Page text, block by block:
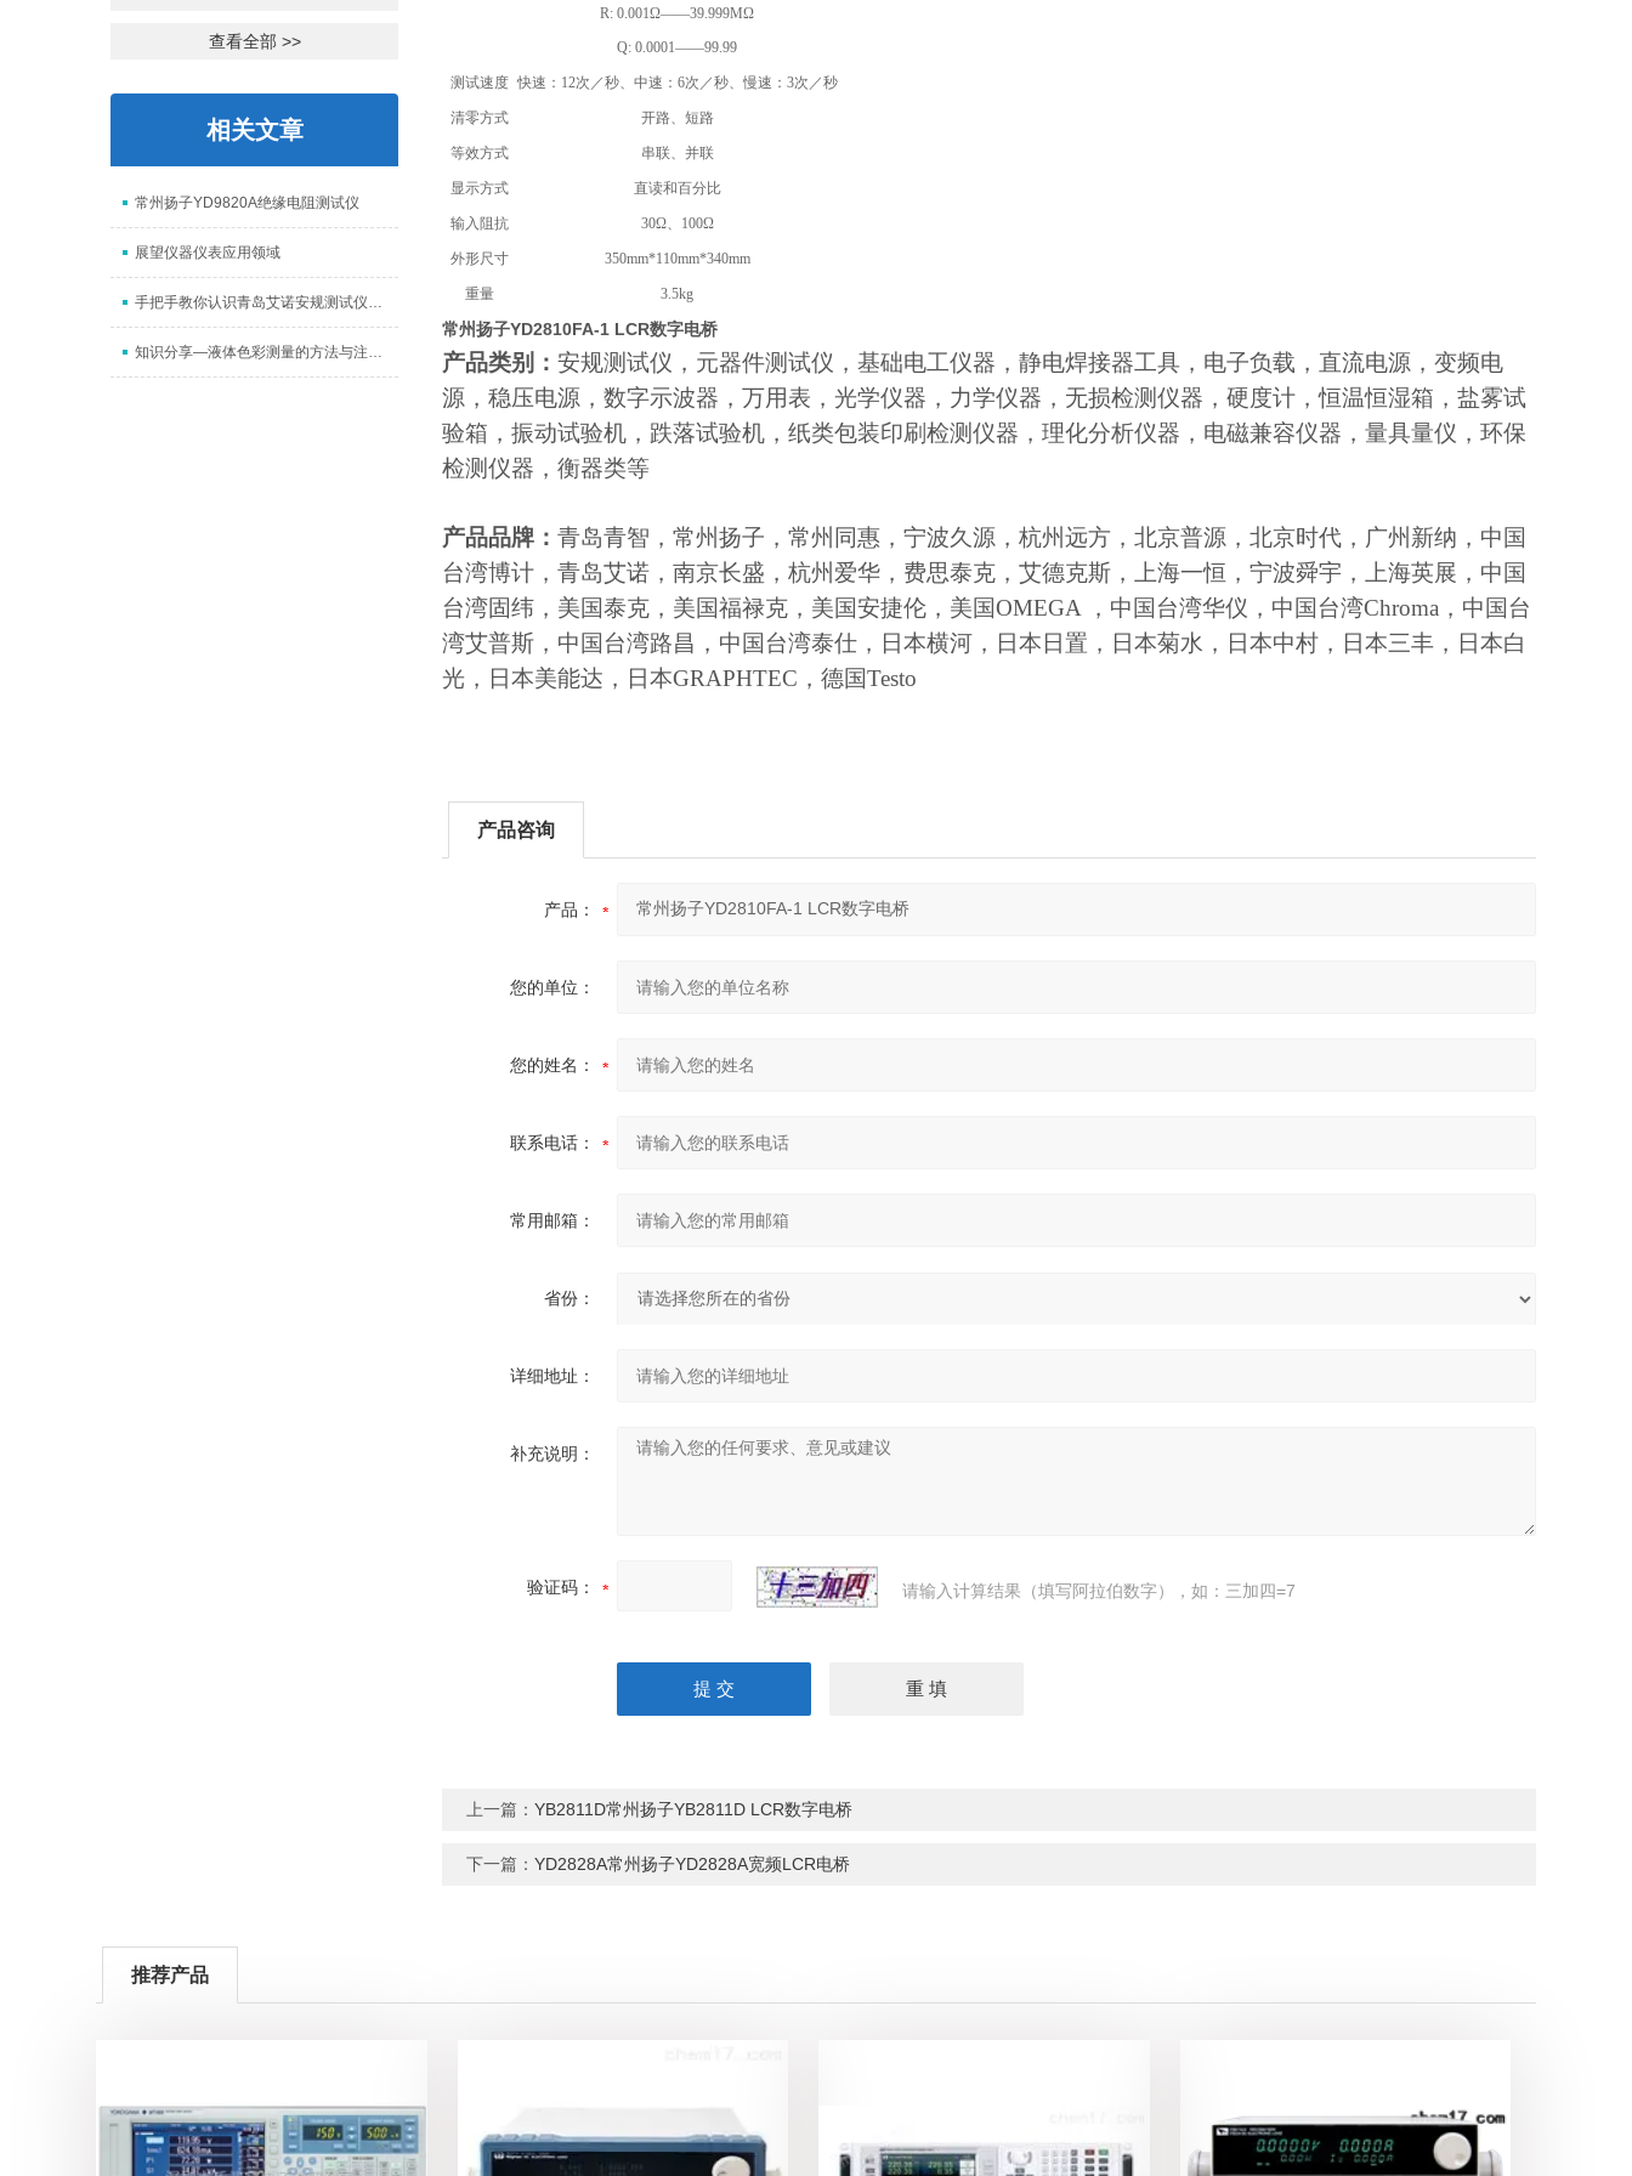
查看全部 >>
相关文章
常州扬子YD9820A绝缘电阻测试仪
展望仪器仪表应用领域
手把手教你认识青岛艾诺安规测试仪的使用事项
知识分享—液体色彩测量的方法与注意事项
R: 0.001Ω——39.999MΩ
Q: 0.0001——99.99
测试速度 快速：12次／秒、中速：6次／秒、慢速：3次／秒
清零方式 开路、短路
等效方式 串联、并联
显示方式 直读和百分比
输入阻抗 30Ω、100Ω
外形尺寸 350mm*110mm*340mm
重量 3.5kg
常州扬子YD2810FA-1 LCR数字电桥
产品类别： 安规测试仪，元器件测试仪，基础电工仪器，静电焊接器工具，电子负载，直流电源，变频电
源，稳压电源，数字示波器，万用表，光学仪器，力学仪器，无损检测仪器，硬度计，恒温恒湿箱，盐雾试
验箱，振动试验机，跌落试验机，纸类包装印刷检测仪器，理化分析仪器，电磁兼容仪器，量具量仪，环保
检测仪器，衡器类等
产品品牌： 青岛青智，常州扬子，常州同惠，宁波久源，杭州远方，北京普源，北京时代，广州新纳，中国
台湾博计，青岛艾诺，南京长盛，杭州爱华，费思泰克，艾德克斯，上海一恒，宁波舜宇，上海英展，中国
台湾固纬，美国泰克，美国福禄克，美国安捷伦，美国OMEGA ，中国台湾华仪，中国台湾Chroma，中国台
湾艾普斯，中国台湾路昌，中国台湾泰仕，日本横河，日本日置，日本菊水，日本中村，日本三丰，日本白
光，日本美能达，日本GRAPHTEC，德国Testo
产品咨询
产品：
您的单位：
您的姓名：
联系电话：
常用邮箱：
省份：
详细地址：
补充说明：
验证码： 请输入计算结果（填写阿拉伯数字），如：三加四=7
上一篇： YB2811D常州扬子YB2811D LCR数字电桥
下一篇： YD2828A常州扬子YD2828A宽频LCR电桥
推荐产品